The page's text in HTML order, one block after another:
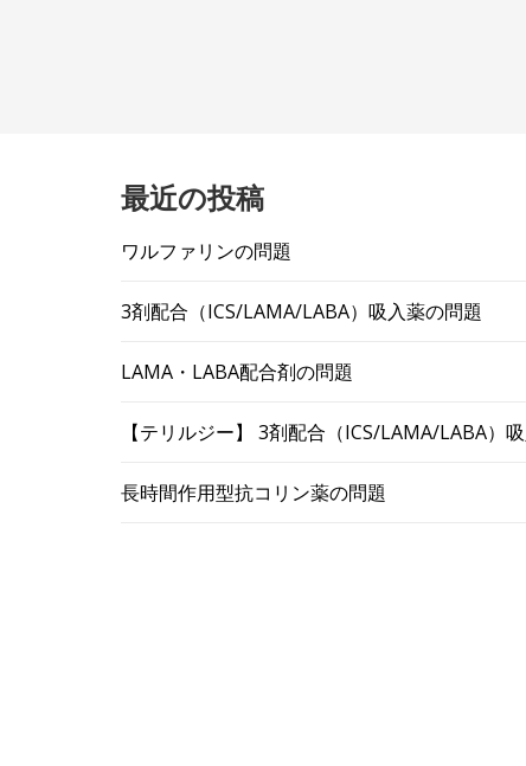
最近の投稿
ワルファリンの問題
3剤配合（ICS/LAMA/LABA）吸入薬の問題
LAMA・LABA配合剤の問題
【テリルジー】 3剤配合（ICS/LAMA/LABA）
長時間作用型抗コリン薬の問題